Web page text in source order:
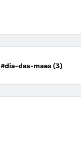
#dia-das-maes (3)